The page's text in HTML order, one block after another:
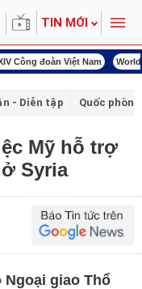
TIN MỚI
Cup 2026 Kỳ họp thứ
- Diễn tập Quốc phòng
Mỹ hỗ trợ
Syria
Ngoại giao Thổ